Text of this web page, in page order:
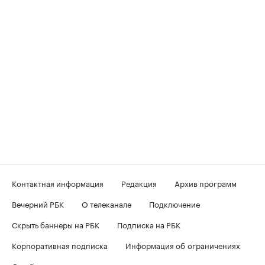
Контактная информация Редакция
Архив программ
Вечерний РБК
О телеканале
Подключение
Скрыть баннеры на РБК
Подписка на РБК
Корпоративная подписка
Информация об ограничениях